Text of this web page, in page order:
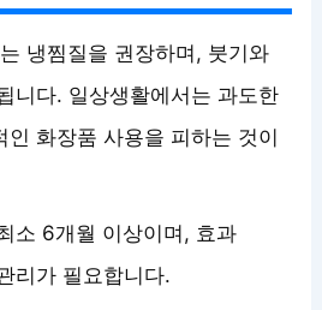
냉찜질을 권장하며, 붓기와
니다. 일상생활에서는 과도한
인 화장품 사용을 피하는 것이
소 6개월 이상이며, 효과
리가 필요합니다.